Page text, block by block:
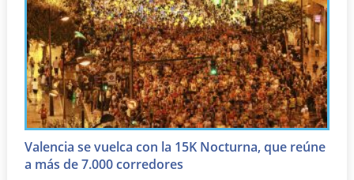
Valencia se vuelca con la 15K Nocturna, que reúne
a más de 7.000 corredores